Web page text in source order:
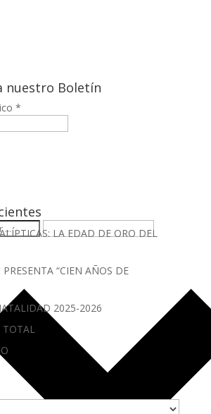
nuestro Boletín
*
LA EDAD DE ORO DEL
“CIEN AÑOS DE
2025-2026
TOTAL